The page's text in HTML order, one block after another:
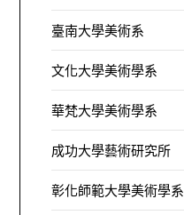
臺南大學美術系
文化大學美術學系
華梵大學美術學系
成功大學藝術研究所
彰化師範大學美術學系